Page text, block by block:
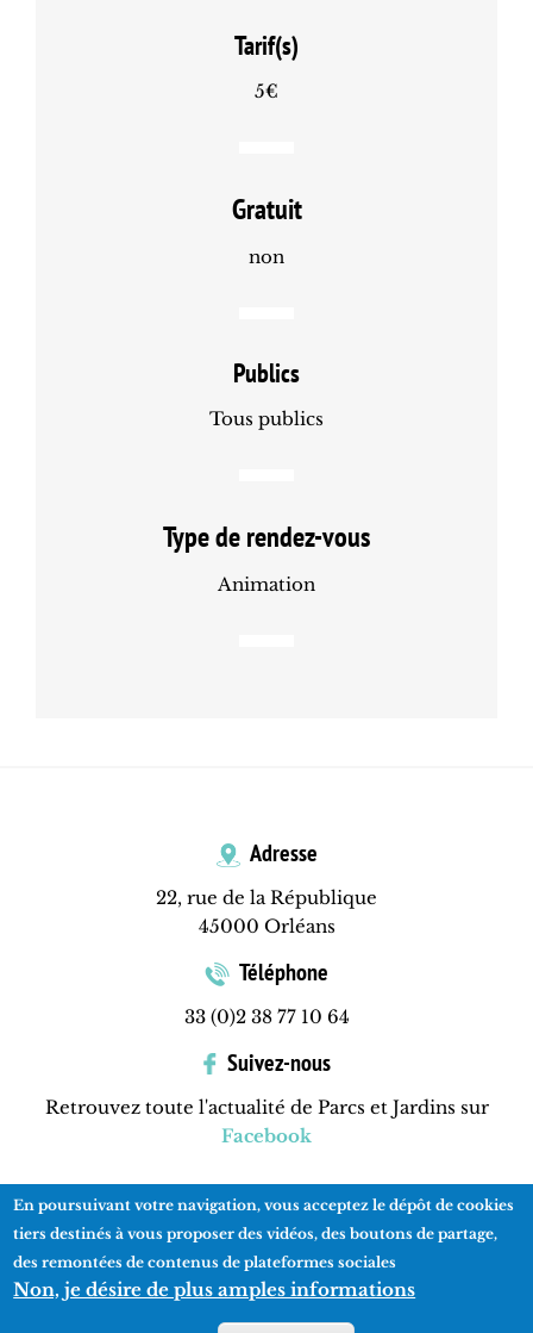
Tarif(s)
5€
Gratuit
non
Publics
Tous publics
Type de rendez-vous
Animation
Adresse
22, rue de la République
45000 Orléans
Téléphone
33 (0)2 38 77 10 64
Suivez-nous
Retrouvez toute l'actualité de Parcs et Jardins sur
Facebook
Contactez-nous Mentions légales Plan du site
En poursuivant votre navigation, vous acceptez le dépôt de cookies
tiers destinés à vous proposer des vidéos, des boutons de partage,
des remontées de contenus de plateformes sociales
Non, je désire de plus amples informations